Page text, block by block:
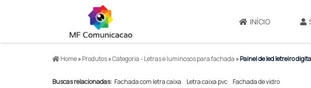
INÍCIO
Home»Produtos»Categoria - Letras e luminosos para fachada »Painel de led letreiro digita
Buscas relacionadas: Fachada com letra caixa Letra caixa pvc Fachada de vidro